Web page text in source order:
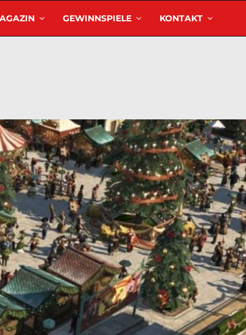
GEWINNSPIELE KONTAKT